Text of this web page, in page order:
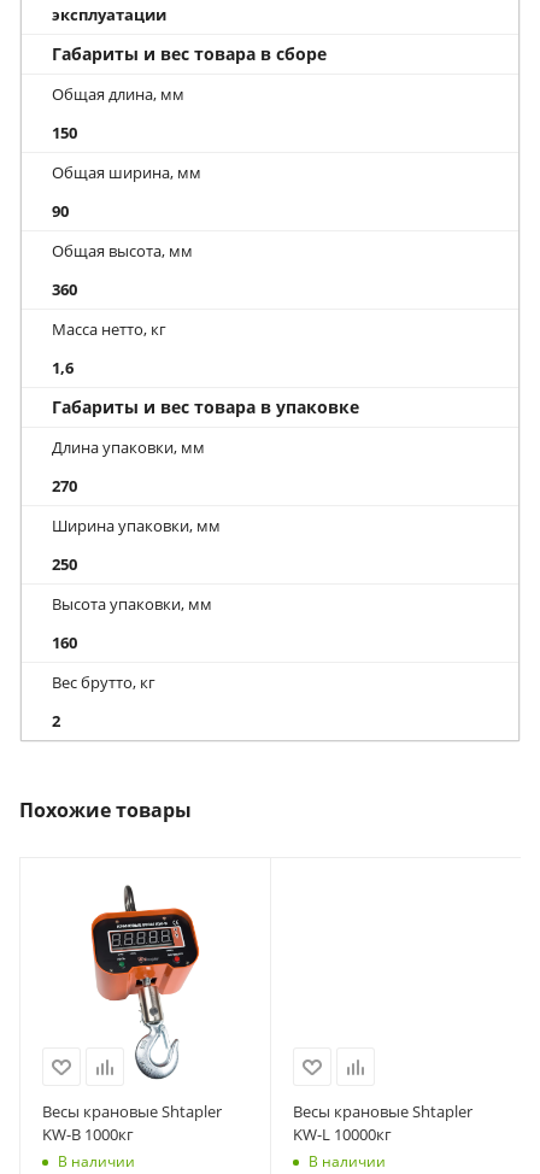
эксплуатации
Габариты и вес товара в сборе
Общая длина, мм
150
Общая ширина, мм
90
Общая высота, мм
360
Масса нетто, кг
1,6
Габариты и вес товара в упаковке
Длина упаковки, мм
270
Ширина упаковки, мм
250
Высота упаковки, мм
160
Вес брутто, кг
2
Похожие товары
Весы крановые Shtapler
KW-B 1000кг
В наличии
Весы крановые Shtapler
KW-L 10000кг
В наличии